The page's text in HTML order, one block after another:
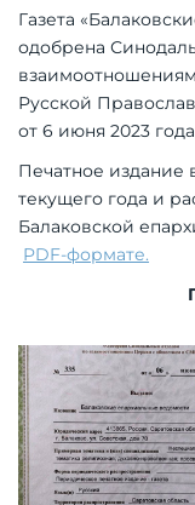
Газета
одобрена
Русской
от 6 июня 2023
Печатное издание
текущего года и
Балаковской
PDF-формате.